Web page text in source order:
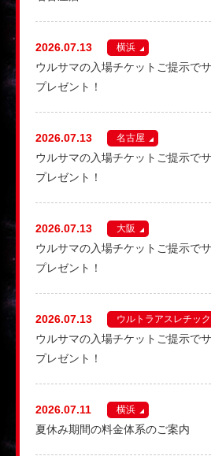
2026.07.13
ウルサマの入場チケットご提示で
プレゼント！
横浜
2026.07.13
ウルサマの入場チケットご提示で
プレゼント！
名古屋
2026.07.13
ウルサマの入場チケットご提示で
プレゼント！
大阪
2026.07.13
ウルサマの入場チケットご提示で
プレゼント！
ウルトラアスレチック
2026.07.11
夏休み期間の料金体系のご案内
横浜